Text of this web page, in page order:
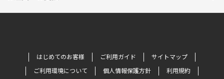
はじめてのお客様 ご利用ガイド
サイトマップ
ご利用環境について
個人情報保護方針 利用規約